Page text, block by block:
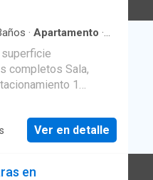
· Apartamento ·
de servicio
de tenis·
Ver en detalle
en